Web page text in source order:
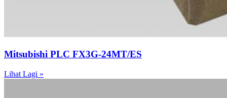
Mitsubishi PLC FX3G-24MT/ES
Lihat Lagi »